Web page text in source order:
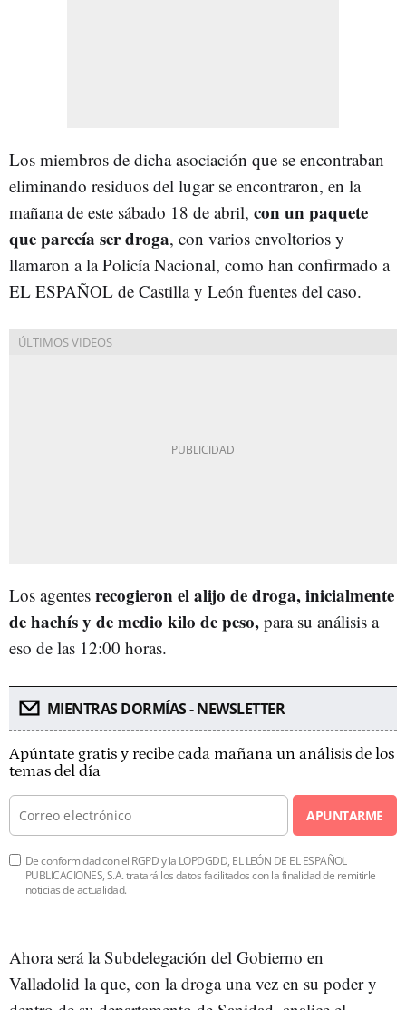
Los miembros de dicha asociación que se encontraban
eliminando residuos del lugar se encontraron, en la
mañana de este sábado 18 de abril, con un paquete
que parecía ser droga, con varios envoltorios y
llamaron a la Policía Nacional, como han confirmado a
EL ESPAÑOL de Castilla y León fuentes del caso.
Los agentes recogieron el alijo de droga, inicialmente
de hachís y de medio kilo de peso, para su análisis a
eso de las 12:00 horas.
MIENTRAS DORMÍAS - NEWSLETTER
Apúntate gratis y recibe cada mañana un análisis de los
temas del día
APUNTARME
De conformidad con el RGPD y la LOPDGDD, EL LEÓN DE EL ESPAÑOL
PUBLICACIONES, S.A. tratará los datos facilitados con la finalidad de remitirle
noticias de actualidad.
Ahora será la Subdelegación del Gobierno en
Valladolid la que, con la droga una vez en su poder y